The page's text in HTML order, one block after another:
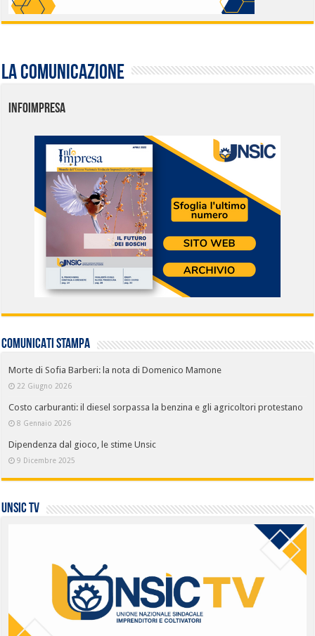
La comunicazione
INFOIMPRESA
COMUNICATI STAMPA
Morte di Sofia Barberi: la nota di Domenico Mamone
22 Giugno 2026
Costo carburanti: il diesel sorpassa la benzina e gli agricoltori protestano
8 Gennaio 2026
Dipendenza dal gioco, le stime Unsic
9 Dicembre 2025
UNSIC TV